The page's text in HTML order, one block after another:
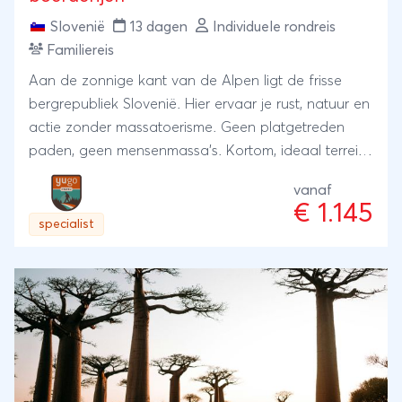
Slovenië 13 dagen
Individuele rondreis
Familiereis
Aan de zonnige kant van de Alpen ligt de frisse
bergrepubliek Slovenië. Hier ervaar je rust, natuur en
actie zonder massatoerisme. Geen platgetreden
paden, geen mensenmassa’s. Kortom, ideaal terrein
voor een typische YUGO Travel reis.Een uniek
Sloveens concept zijn de kmetije; gastenboerderijen
die zich kenmerken door kleinschaligheid,
gezinsrondreis hebben we de vier boerderijen
gekozen die zich vooral onderscheiden door hun
kindvriendelijkheid. Omdat wij deze accommodaties
veel aanbieden, is de kans groot dat je hier nog
andere Nederlandse en Vlaamse families
tegenkomt, wat voor veel kinderen een grote pré is.
specialist
vanaf
€ 1.145